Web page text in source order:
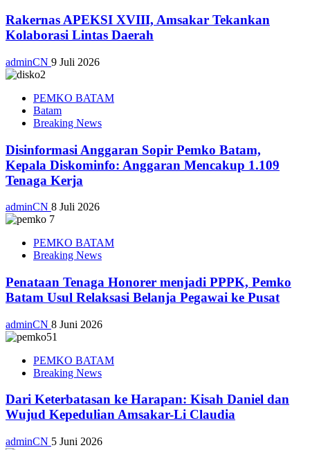
Rakernas APEKSI XVIII, Amsakar Tekankan
Kolaborasi Lintas Daerah
adminCN 9 Juli 2026
PEMKO BATAM
Batam
Breaking News
Disinformasi Anggaran Sopir Pemko Batam,
Kepala Diskominfo: Anggaran Mencakup 1.109
Tenaga Kerja
adminCN 8 Juli 2026
PEMKO BATAM
Breaking News
Penataan Tenaga Honorer menjadi PPPK, Pemko
Batam Usul Relaksasi Belanja Pegawai ke Pusat
adminCN 8 Juni 2026
PEMKO BATAM
Breaking News
Dari Keterbatasan ke Harapan: Kisah Daniel dan
Wujud Kepedulian Amsakar-Li Claudia
adminCN 5 Juni 2026